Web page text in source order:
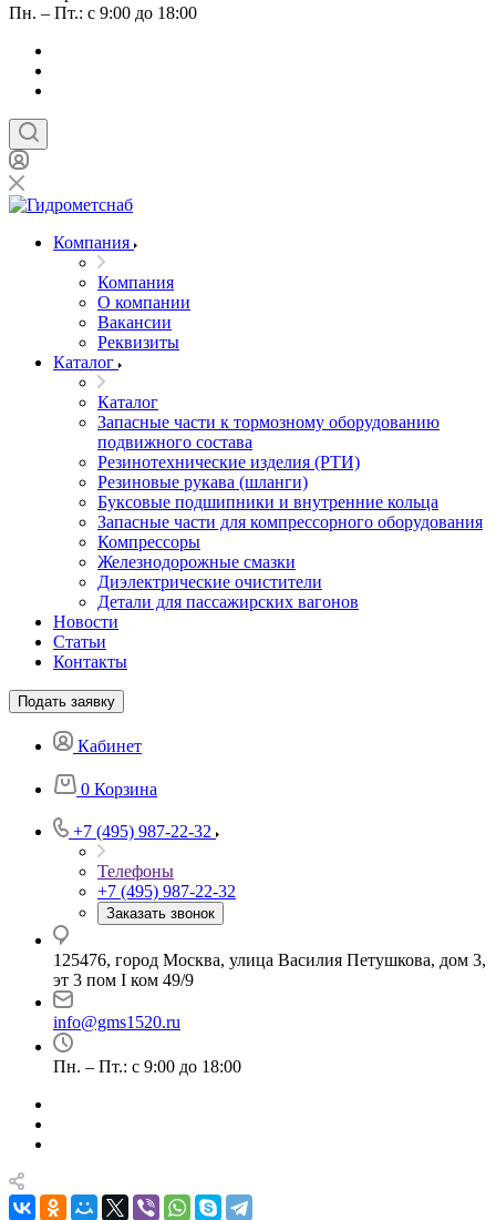
Пн. – Пт.: с 9:00 до 18:00
Компания
Компания
О компании
Вакансии
Реквизиты
Каталог
Каталог
Запасные части к тормозному оборудованию
подвижного состава
Резинотехнические изделия (РТИ)
Резиновые рукава (шланги)
Буксовые подшипники и внутренние кольца
Запасные части для компрессорного оборудования
Компрессоры
Железнодорожные смазки
Диэлектрические очистители
Детали для пассажирских вагонов
Новости
Статьи
Контакты
Подать заявку
Кабинет
0 Корзина
+7 (495) 987-22-32
Телефоны
+7 (495) 987-22-32
Заказать звонок
125476, город Москва, улица Василия Петушкова, дом 3,
эт 3 пом I ком 49/9
info@gms1520.ru
Пн. – Пт.: с 9:00 до 18:00